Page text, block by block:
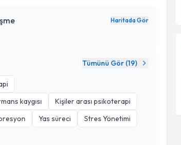
Haritada Gör
Tümünü Gör (19)
kaygısı
Kişiler arası psikoterapi
Yas süreci
Stres Yönetimi